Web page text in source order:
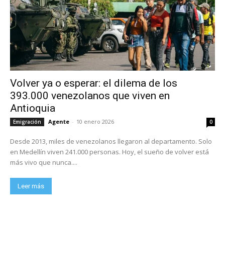
Volver ya o esperar: el dilema de los
393.000 venezolanos que viven en
Antioquia
Emigración Agente - 10 enero 2026 0
Desde 2013, miles de venezolanos llegaron al departamento. Solo
en Medellín viven 241.000 personas. Hoy, el sueño de volver está
más vivo que nunca....
Leer más